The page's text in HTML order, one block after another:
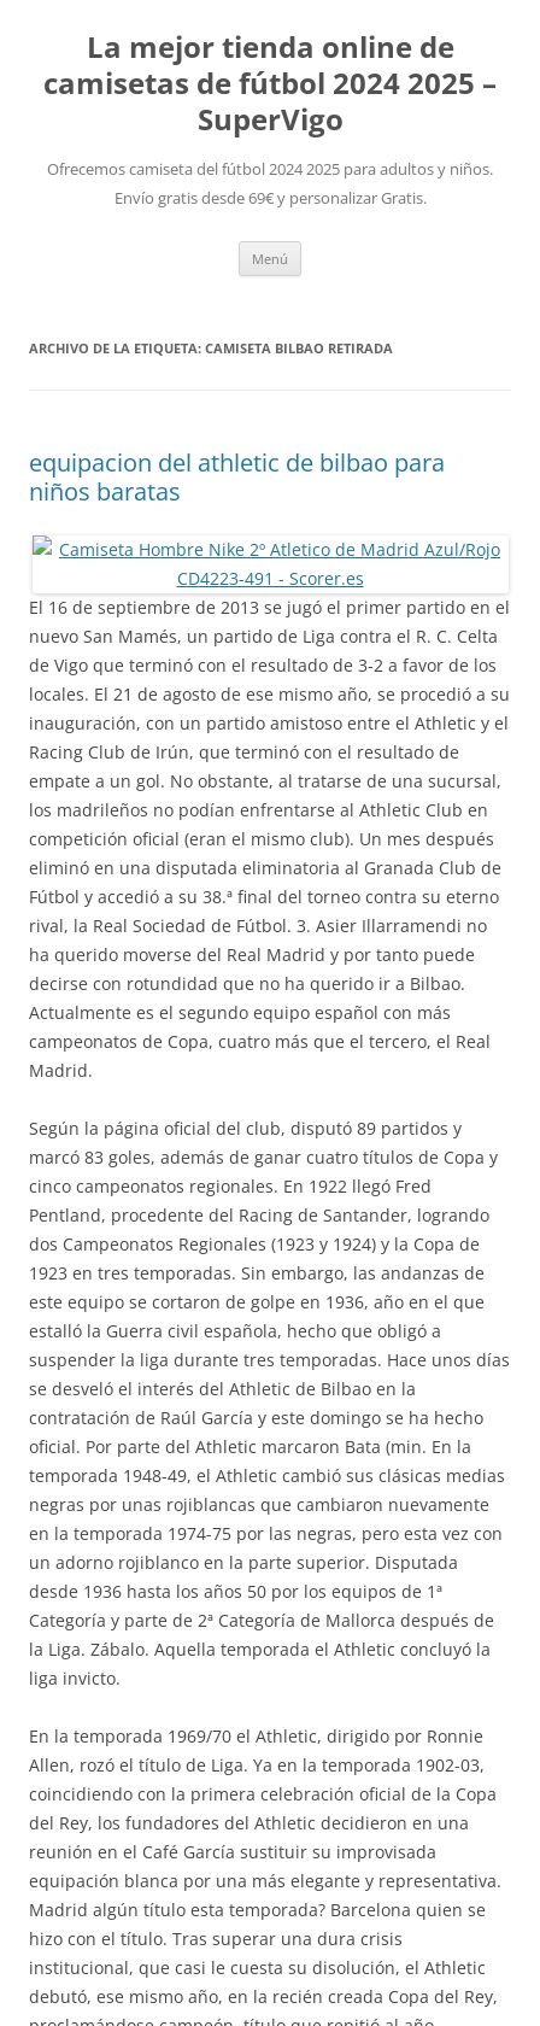
La mejor tienda online de
camisetas de fútbol 2024 2025 –
SuperVigo
Ofrecemos camiseta del fútbol 2024 2025 para adultos y niños.
Envío gratis desde 69€ y personalizar Gratis.
Menú
ARCHIVO DE LA ETIQUETA: CAMISETA BILBAO RETIRADA
equipacion del athletic de bilbao para
niños baratas
El 16 de septiembre de 2013 se jugó el primer partido en el
nuevo San Mamés, un partido de Liga contra el R. C. Celta
de Vigo que terminó con el resultado de 3-2 a favor de los
locales. El 21 de agosto de ese mismo año, se procedió a su
inauguración, con un partido amistoso entre el Athletic y el
Racing Club de Irún, que terminó con el resultado de
empate a un gol. No obstante, al tratarse de una sucursal,
los madrileños no podían enfrentarse al Athletic Club en
competición oficial (eran el mismo club). Un mes después
eliminó en una disputada eliminatoria al Granada Club de
Fútbol y accedió a su 38.ª final del torneo contra su eterno
rival, la Real Sociedad de Fútbol. 3. Asier Illarramendi no
ha querido moverse del Real Madrid y por tanto puede
decirse con rotundidad que no ha querido ir a Bilbao.
Actualmente es el segundo equipo español con más
campeonatos de Copa, cuatro más que el tercero, el Real
Madrid.
Según la página oficial del club, disputó 89 partidos y
marcó 83 goles, además de ganar cuatro títulos de Copa y
cinco campeonatos regionales. En 1922 llegó Fred
Pentland, procedente del Racing de Santander, logrando
dos Campeonatos Regionales (1923 y 1924) y la Copa de
1923 en tres temporadas. Sin embargo, las andanzas de
este equipo se cortaron de golpe en 1936, año en el que
estalló la Guerra civil española, hecho que obligó a
suspender la liga durante tres temporadas. Hace unos días
se desveló el interés del Athletic de Bilbao en la
contratación de Raúl García y este domingo se ha hecho
oficial. Por parte del Athletic marcaron Bata (min. En la
temporada 1948-49, el Athletic cambió sus clásicas medias
negras por unas rojiblancas que cambiaron nuevamente
en la temporada 1974-75 por las negras, pero esta vez con
un adorno rojiblanco en la parte superior. Disputada
desde 1936 hasta los años 50 por los equipos de 1ª
Categoría y parte de 2ª Categoría de Mallorca después de
la Liga. Zábalo. Aquella temporada el Athletic concluyó la
liga invicto.
En la temporada 1969/70 el Athletic, dirigido por Ronnie
Allen, rozó el título de Liga. Ya en la temporada 1902-03,
coincidiendo con la primera celebración oficial de la Copa
del Rey, los fundadores del Athletic decidieron en una
reunión en el Café García sustituir su improvisada
equipación blanca por una más elegante y representativa.
Madrid algún título esta temporada? Barcelona quien se
hizo con el título. Tras superar una dura crisis
institucional, que casi le cuesta su disolución, el Athletic
debutó, ese mismo año, en la recién creada Copa del Rey,